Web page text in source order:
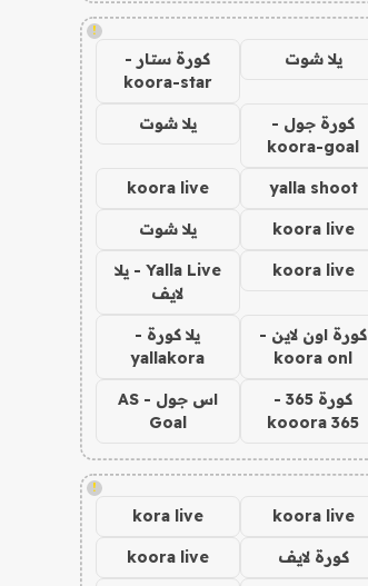
!
يلا شوت
كورة ستار -
koora-star
كورة جول -
koora-goal
يلا شوت
yalla shoot
koora live
koora live يلا شوت
koora live
Yalla Live - يلا
لايف
كورة اون لاين -
koora onl
يلا كورة -
yallakora
كورة 365 -
kooora 365
اس جول - AS
Goal
!
koora live
kora live
كورة لايف koora live